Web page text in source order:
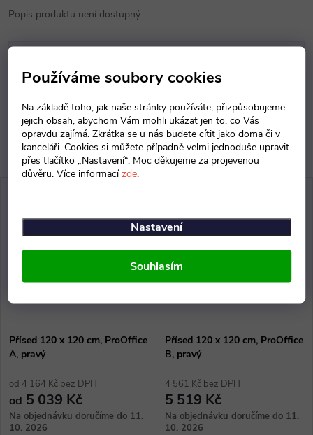
Používáme soubory cookies
Na základě toho, jak naše stránky používáte, přizpůsobujeme
jejich obsah, abychom Vám mohli ukázat jen to, co Vás
opravdu zajímá. Zkrátka se u nás budete cítit jako doma či v
kanceláři. Cookies si můžete případně velmi jednoduše upravit
přes tlačítko „Nastavení“. Moc děkujeme za projevenou
důvěru. Více informacízde.
Nastavení
Souhlasím
Popis produktu není dostupný
Přísed 120 x 120 cm, ProOffice
A, pravý
od 4 164 Kč bez DPH
od 5 039 Kč
Na objednávku doručíme do 11.
10. 2026
Přísed 120 x 120 cm, ProOffice
B, pravý
4 561 Kč bez DPH
5 519 Kč
Na objednávku doručíme do 11.
10. 2026